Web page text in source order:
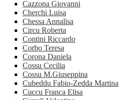
Cazzona Giovanni
Cherchi Luisa
Chessa Annalisa
Circu Roberta
Contini Riccardo
Corbo Teresa
Corona Daniela
Cossu Cecilia
Cossu M.Giuseppina
Cubeddu Fabio-Zedda Martina
Cuccu Franca Elisa